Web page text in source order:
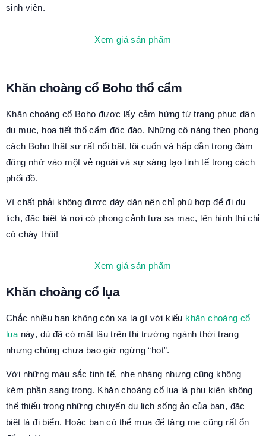
sinh viên.
Xem giá sản phẩm
Khăn choàng cổ Boho thổ cẩm
Khăn choàng cổ Boho được lấy cảm hứng từ trang phục dân
du mục, họa tiết thổ cẩm độc đáo. Những cô nàng theo phong
cách Boho thật sự rất nổi bật, lôi cuốn và hấp dẫn trong đám
đông nhờ vào một vẻ ngoài và sự sáng tạo tinh tế trong cách
phối đồ.
Vì chất phải không được dày dặn nên chỉ phù hợp để đi du
lịch, đặc biệt là nơi có phong cảnh tựa sa mạc, lên hình thì chỉ
có cháy thôi!
Xem giá sản phẩm
Khăn choàng cổ lụa
Chắc nhiều bạn không còn xa lạ gì với kiểu khăn choàng cổ
lụa này, dù đã có mặt lâu trên thị trường ngành thời trang
nhưng chúng chưa bao giờ ngừng “hot”.
Với những màu sắc tinh tế, nhẹ nhàng nhưng cũng không
kém phần sang trọng. Khăn choàng cổ lụa là phụ kiện không
thể thiếu trong những chuyến du lịch sống ảo của bạn, đặc
biệt là đi biển. Hoặc bạn có thể mua để tặng mẹ cũng rất ổn